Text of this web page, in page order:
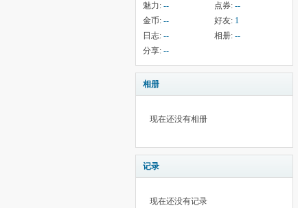
魅力: -- 点券: --
金币: -- 好友: 1
日志: -- 相册: --
分享: --
相册
现在还没有相册
记录
现在还没有记录